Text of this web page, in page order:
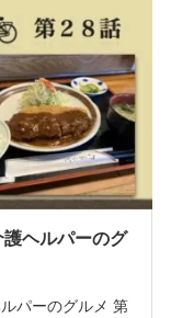
ヘルパーのグ
パーのグルメ 第